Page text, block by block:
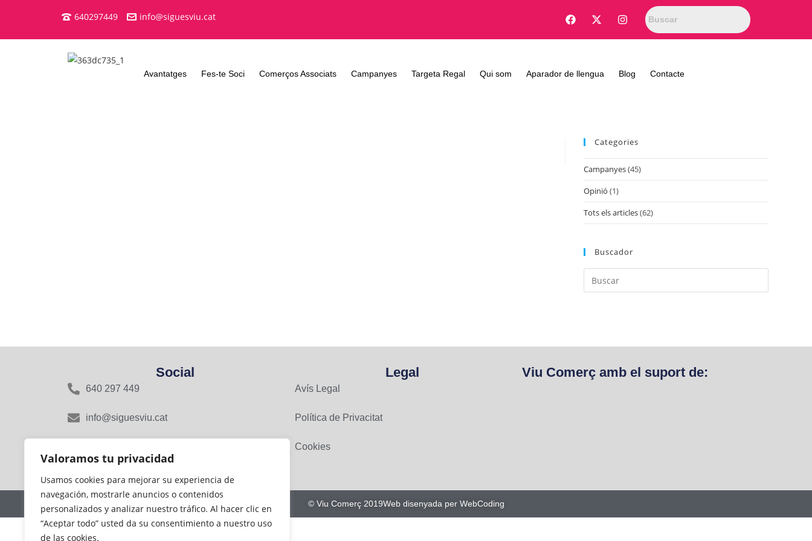
Valoramos tu privacidad
Usamos cookies para mejorar su experiencia de
navegación, mostrarle anuncios o contenidos
personalizados y analizar nuestro tráfico. Al hacer clic en
“Aceptar todo” usted da su consentimiento a nuestro uso
de las cookies.
640297449 info@siguesviu.cat
Avantatges Fes-te Soci Comerços Associats Campanyes Targeta Regal Qui som Aparador de llengua Blog Contacte
Categories
Campanyes(45)
Opinió (1)
Tots els articles(62)
Buscador
Social
640 297 449
info@siguesviu.cat
Geltrú, Barcelona
Legal
Avís Legal
Política de Privacitat
Cookies
Viu Comerç amb el suport de:
© Viu Comerç 2019Web disenyada per WebCoding